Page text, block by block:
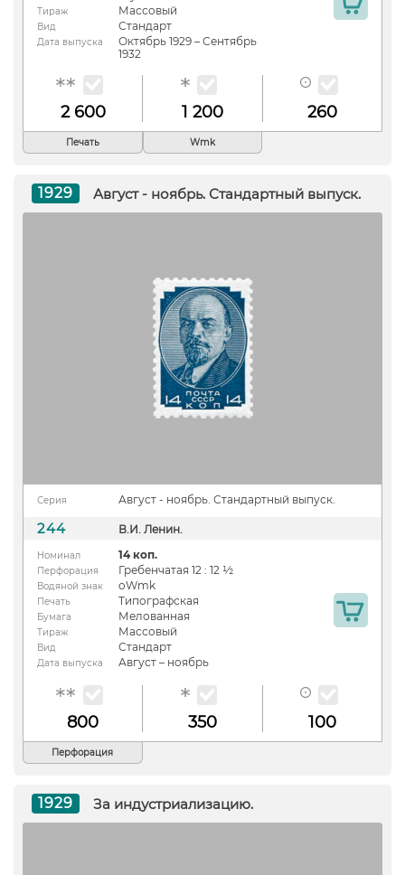
Тираж Массовый
Вид Стандарт
Дата выпуска
Октябрь 1929 – Сентябрь
1932
2 600 1 200 260
Печать Wmk
1929 Август - ноябрь. Стандартный выпуск.
Серия Август - ноябрь. Стандартный выпуск.
244 В.И. Ленин.
Номинал 14 коп.
Перфорация Гребенчатая 12 : 12 ½
Водяной знак oWmk
Печать Типографская
Бумага Мелованная
Тираж Массовый
Вид Стандарт
Дата выпуска Август – ноябрь
800 350 100
Перфорация
1929 За индустриализацию.